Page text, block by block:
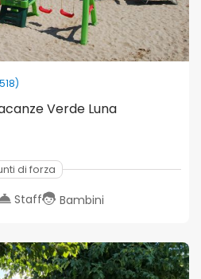
Verde Luna
di forza
Staff Bambini